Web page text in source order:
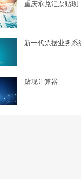
重庆承兑汇票贴现
新一代票据业务系
贴现计算器